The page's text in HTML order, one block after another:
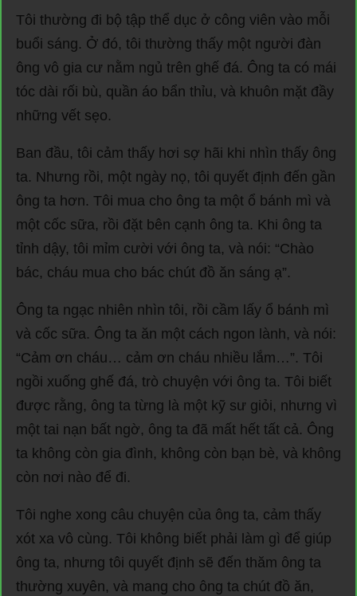
Tôi thường đi bộ tập thể dục ở công viên vào mỗi
buổi sáng. Ở đó, tôi thường thấy một người đàn
ông vô gia cư nằm ngủ trên ghế đá. Ông ta có mái
tóc dài rối bù, quần áo bẩn thỉu, và khuôn mặt đầy
những vết sẹo.
Ban đầu, tôi cảm thấy hơi sợ hãi khi nhìn thấy ông
ta. Nhưng rồi, một ngày nọ, tôi quyết định đến gần
ông ta hơn. Tôi mua cho ông ta một ổ bánh mì và
một cốc sữa, rồi đặt bên cạnh ông ta. Khi ông ta
tỉnh dậy, tôi mỉm cười với ông ta, và nói: “Chào
bác, cháu mua cho bác chút đồ ăn sáng ạ”.
Ông ta ngạc nhiên nhìn tôi, rồi cầm lấy ổ bánh mì
và cốc sữa. Ông ta ăn một cách ngon lành, và nói:
“Cảm ơn cháu… cảm ơn cháu nhiều lắm…”. Tôi
ngồi xuống ghế đá, trò chuyện với ông ta. Tôi biết
được rằng, ông ta từng là một kỹ sư giỏi, nhưng vì
một tai nạn bất ngờ, ông ta đã mất hết tất cả. Ông
ta không còn gia đình, không còn bạn bè, và không
còn nơi nào để đi.
Tôi nghe xong câu chuyện của ông ta, cảm thấy
xót xa vô cùng. Tôi không biết phải làm gì để giúp
ông ta, nhưng tôi quyết định sẽ đến thăm ông ta
thường xuyên, và mang cho ông ta chút đồ ăn,